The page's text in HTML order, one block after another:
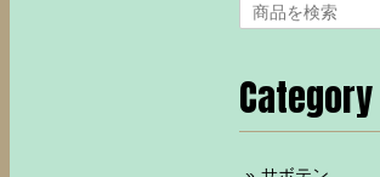
Category